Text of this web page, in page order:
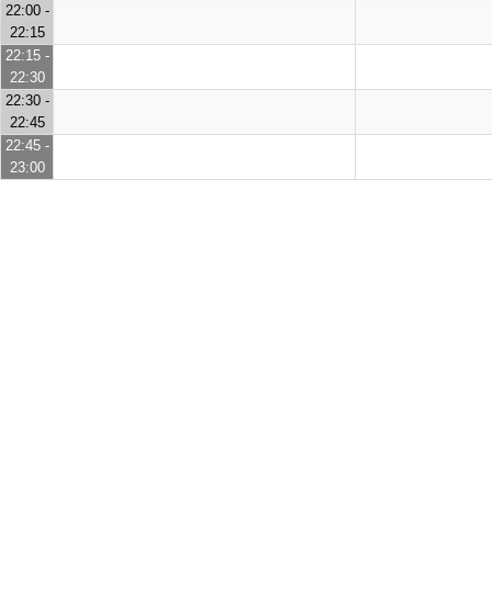
22:00 -
22:15
22:15 -
22:30
22:30 -
22:45
22:45 -
23:00